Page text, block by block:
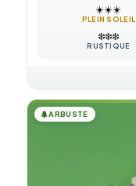
☀️☀️☀️
PLEIN SOLEIL
❄️❄️❄️
RUSTIQUE
🌲ARBUSTE